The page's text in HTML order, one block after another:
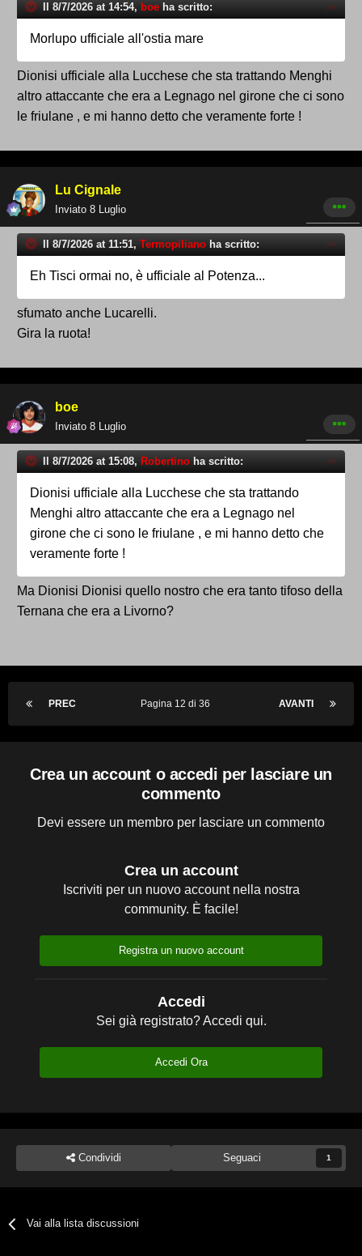
Il 8/7/2026 at 14:54, boe ha scritto:
Morlupo ufficiale all'ostia mare
Dionisi ufficiale alla Lucchese che sta trattando Menghi
altro attaccante che era a Legnago nel girone che ci sono
le friulane , e mi hanno detto che veramente forte !
Lu Cignale
Inviato 8 Luglio
Il 8/7/2026 at 11:51, Termopiliano ha scritto:
Eh Tisci ormai no, è ufficiale al Potenza...
sfumato anche Lucarelli.
Gira la ruota!
boe
Inviato 8 Luglio
Il 8/7/2026 at 15:08, Robertino ha scritto:
Dionisi ufficiale alla Lucchese che sta trattando
Menghi altro attaccante che era a Legnago nel
girone che ci sono le friulane , e mi hanno detto che
veramente forte !
Ma Dionisi Dionisi quello nostro che era tanto tifoso della
Ternana che era a Livorno?
PREC AVANTI
Pagina 12 di 36
Crea un account o accedi per lasciare un
commento
Devi essere un membro per lasciare un commento
Crea un account
Iscriviti per un nuovo account nella nostra
community. È facile!
Registra un nuovo account
Accedi
Sei già registrato? Accedi qui.
Accedi Ora
Condividi Seguaci 1
Vai alla lista discussioni